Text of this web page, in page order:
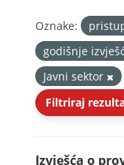
Oznake:
godišnje
Javni sektor
Filtriraj
Izvješća o